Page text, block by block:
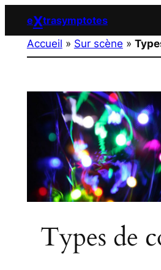
contenu
eXtrasymptotes
Accueil » Sur scène »
Types de